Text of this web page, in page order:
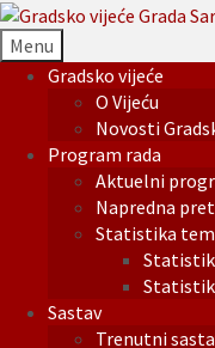
Menu
Gradsko vijeće
O Vijeću
Novosti
Program rada
Aktuelni
Napredna
Statistika
Sastav
Trenutni